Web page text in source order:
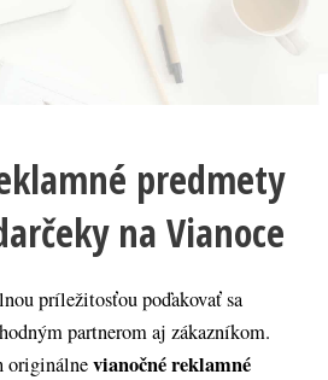
predmety
na Vianoce
príležitosťou poďakovať sa
partnerom aj zákazníkom.
originálnevianočné reklamné